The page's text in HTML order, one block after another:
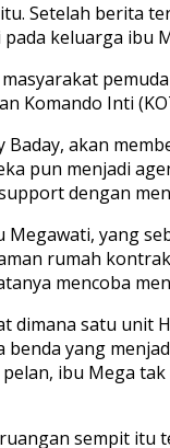
Setelah berita
keluarga
Komando Inti
akan
pun menjadi
dengan
yang
rumah
mencoba
satu unit
benda yang
ibu Mega
sempit